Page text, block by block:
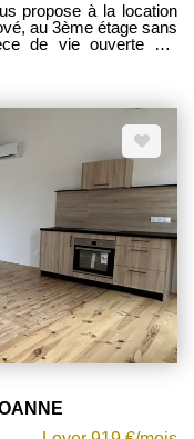
propose à la location
au 3ème étage sans
des communs .
au 0677419573
sur les risques
sur le site :